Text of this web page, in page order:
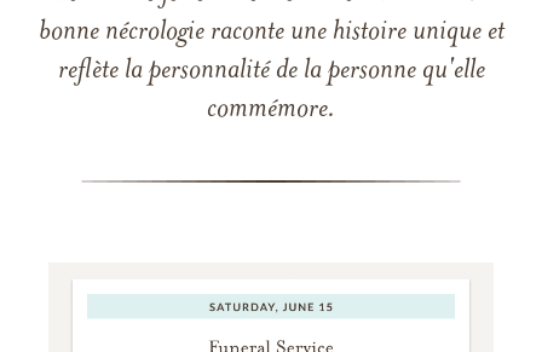
bonne nécrologie raconte une histoire unique et
reflète la personnalité de la personne qu'elle
commémore.